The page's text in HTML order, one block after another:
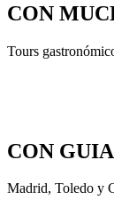
CON
Tours
CON
Madrid, Toledo y